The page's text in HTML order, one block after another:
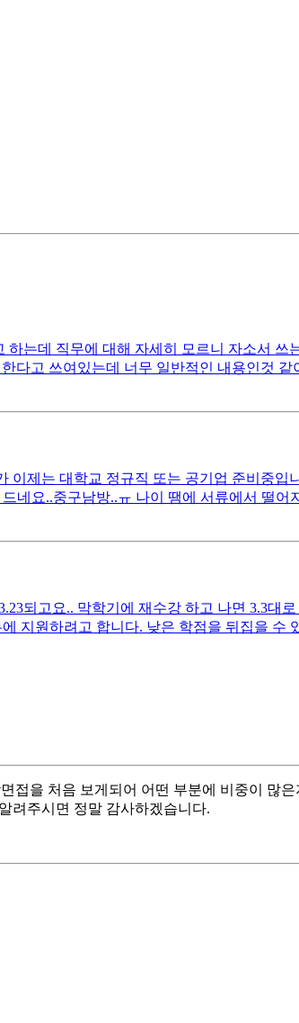
는데 직무에 대해 자세히 모르니 자소서 쓰
고 쓰여있는데 너무 일반적인 내용인것
제는 대학교 정규직 또는 공기업 준비중입
네요..중구남방..ㅠ 나이 땜에 서류에서 떨
되고요.. 막학기에 재수강 하고 나면 3.3대
지원하려고 합니다. 낮은 학점을 뒤집을 수
을 처음 보게되어 어떤 부분에 비중이 많
려주시면 정말 감사하겠습니다.